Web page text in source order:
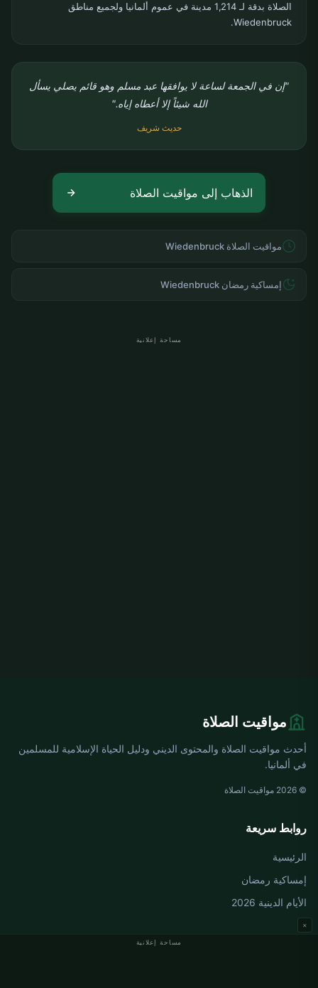
الصلاة بدقة لـ 1,214 مدينة في عموم ألمانيا ولجميع مناطق
Wiedenbruck.
"إن في الجمعة لساعة لا يوافقها عبد مسلم وهو قائم يصلي يسأل
الله شيئاً إلا أعطاه إياه."
حديث شريف
الذهاب إلى مواقيت الصلاة
مواقيت الصلاة Wiedenbruck
إمساكية رمضان Wiedenbruck
مساحة إعلانية
مساحة إعلانية
×
مواقيت الصلاة
أحدث مواقيت الصلاة والمحتوى الديني ودليل الحياة الإسلامية للمسلمين
في ألمانيا.
© 2026 مواقيت الصلاة
روابط سريعة
الرئيسية
إمساكية رمضان
الأيام الدينية 2026